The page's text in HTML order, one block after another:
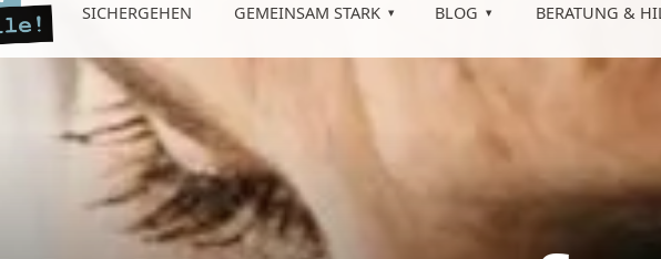
SICHERGEHEN GEMEINSAM STARK BLOG BERATUNG &